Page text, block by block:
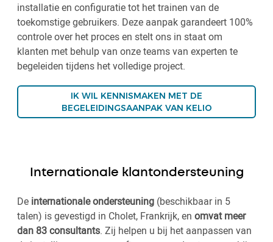
installatie en configuratie tot het trainen van de
toekomstige gebruikers. Deze aanpak garandeert 100%
controle over het proces en stelt ons in staat om
klanten met behulp van onze teams van experten te
begeleiden tijdens het volledige project.
IK WIL KENNISMAKEN MET DE
BEGELEIDINGSAANPAK VAN KELIO
Internationale klantondersteuning
De internationale ondersteuning (beschikbaar in 5
talen) is gevestigd in Cholet, Frankrijk, en omvat meer
dan 83 consultants. Zij helpen u bij het aanpassen van